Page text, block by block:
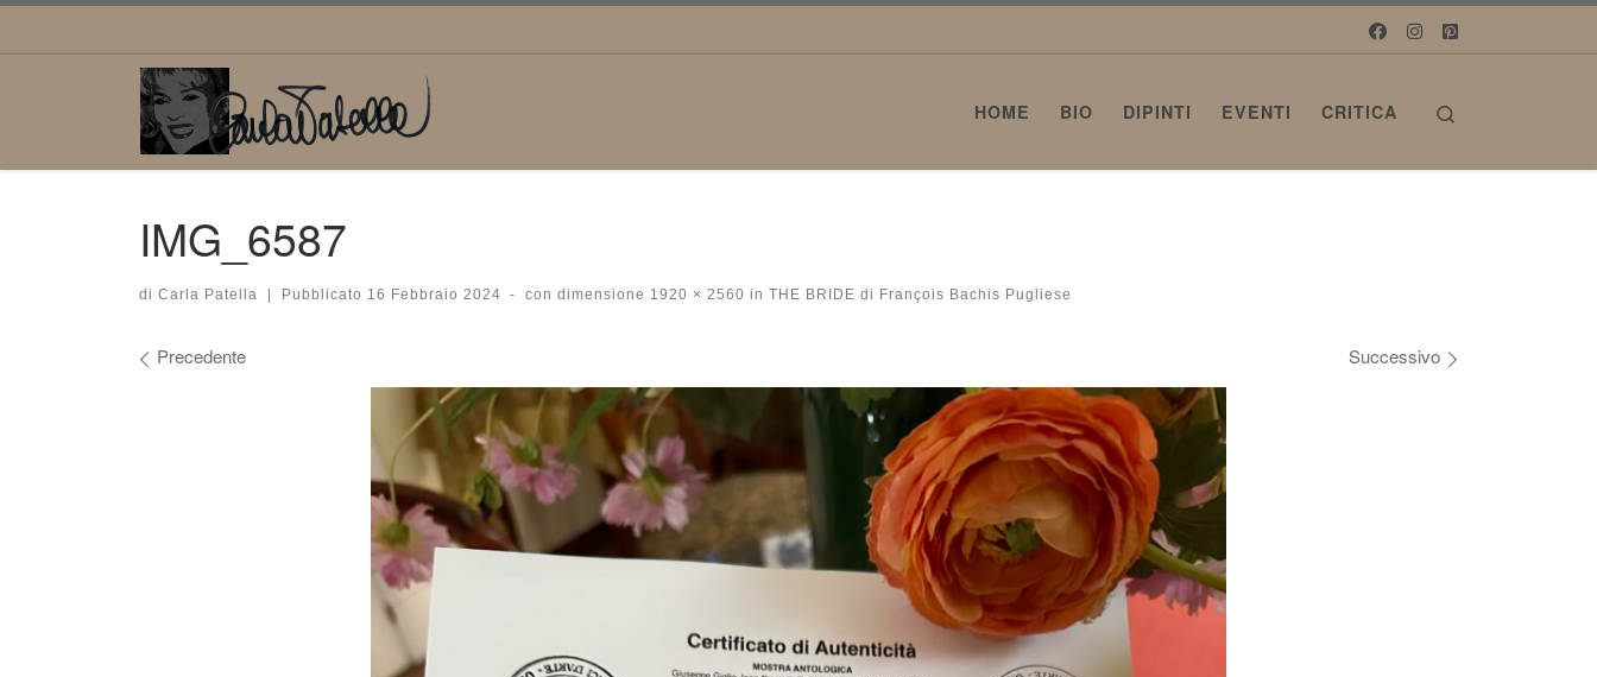
HOME BIO DIPINTI EVENTI CRITICA
IMG_6587
di Carla Patella Pubblicato 16 Febbraio 2024 - con dimensione 1920 × 2560 in THE BRIDE di François Bachis Pugliese
Navigazione immagini
Precedente Successivo